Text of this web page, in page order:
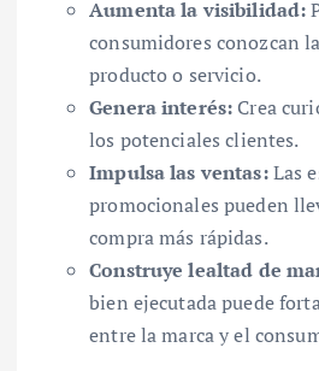
Aumenta la visibilidad:
consumidores conozcan
producto o servicio.
Genera interés: Crea
los potenciales clientes.
Impulsa las ventas:Las
promocionales pueden
compra más rápidas.
Construye lealtad de
bien ejecutada puede
entre la marca y el